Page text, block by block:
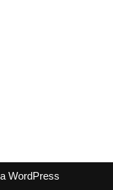
WordPress